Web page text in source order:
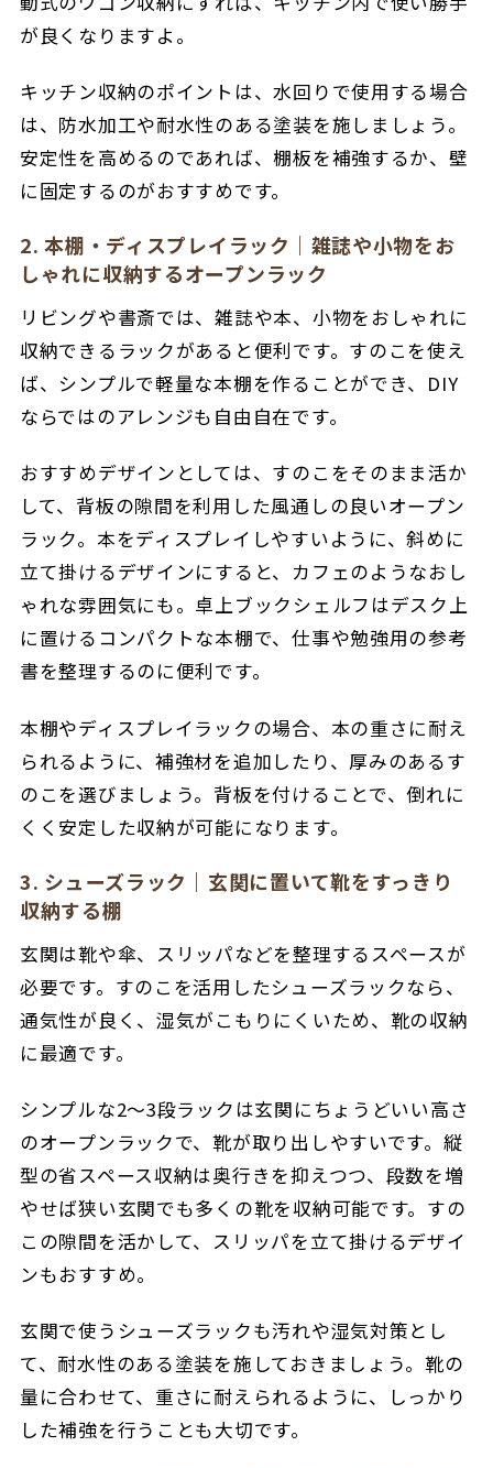
が良くなりますよ。
キッチン収納のポイントは、水回りで使用する場合
は、防水加工や耐水性のある塗装を施しましょう。
安定性を高めるのであれば、棚板を補強するか、壁
に固定するのがおすすめです。
2. 本棚・ディスプレイラック｜雑誌や小物をお
しゃれに収納するオープンラック
リビングや書斎では、雑誌や本、小物をおしゃれに
収納できるラックがあると便利です。すのこを使え
ば、シンプルで軽量な本棚を作ることができ、DIY
ならではのアレンジも自由自在です。
おすすめデザインとしては、すのこをそのまま活か
して、背板の隙間を利用した風通しの良いオープン
ラック。 本をディスプレイしやすいように、斜めに
立て掛けるデザインにすると、カフェのようなおし
ゃれな雰囲気にも。 卓上ブックシェルフはデスク上
に置けるコンパクトな本棚で、仕事や勉強用の参考
書を整理するのに便利です。
本棚やディスプレイラックの場合、 本の重さに耐え
られるように、補強材を追加したり、厚みのあるす
のこを選びましょう。 背板を付けることで、倒れに
くく安定した収納が可能になります。
3. シューズラック｜玄関に置いて靴をすっきり
収納する棚
玄関は靴や傘、スリッパなどを整理するスペースが
必要です。すのこを活用したシューズラックなら、
通気性が良く、湿気がこもりにくいため、靴の収納
に最適です。
シンプルな2～3段ラックは玄関にちょうどいい高さ
のオープンラックで、靴が取り出しやすいです。 縦
型の省スペース収納は奥行きを抑えつつ、段数を増
やせば狭い玄関でも多くの靴を収納可能です。すの
この隙間を活かして、スリッパを立て掛けるデザイ
ンもおすすめ。
玄関で使うシューズラックも汚れや湿気対策とし
て、耐水性のある塗装を施しておきましょう。靴の
量に合わせて、 重さに耐えられるように、しっかり
した補強を行うことも大切です。